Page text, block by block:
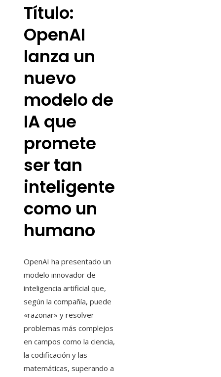
Título:
OpenAI
lanza un
nuevo
modelo de
IA que
promete
ser tan
inteligente
como un
humano
OpenAI ha presentado un
modelo innovador de
inteligencia artificial que,
según la compañía, puede
«razonar» y resolver
problemas más complejos
en campos como la ciencia,
la codificación y las
matemáticas, superando a